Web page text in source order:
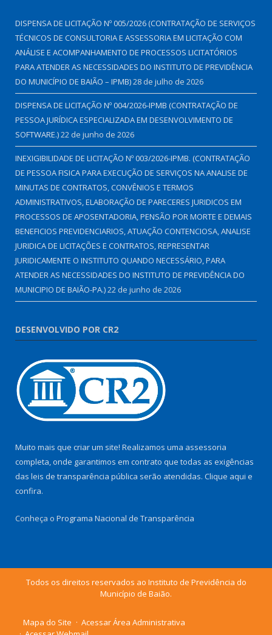
DISPENSA DE LICITAÇÃO Nº 005/2026 (CONTRATAÇÃO DE SERVIÇOS
TÉCNICOS DE CONSULTORIA E ASSESSORIA EM LICITAÇÃO COM
ANÁLISE E ACOMPANHAMENTO DE PROCESSOS LICITATÓRIOS
PARA ATENDER AS NECESSIDADES DO INSTITUTO DE PREVIDÊNCIA
DO MUNICÍPIO DE BAIÃO – IPMB)28 de julho de 2026
DISPENSA DE LICITAÇÃO Nº 004/2026-IPMB (CONTRATAÇÃO DE
PESSOA JURÍDICA ESPECIALIZADA EM DESENVOLVIMENTO DE
SOFTWARE.)22 de junho de 2026
INEXIGIBILIDADE DE LICITAÇÃO Nº 003/2026-IPMB. (CONTRATAÇÃO
DE PESSOA FISICA PARA EXECUÇÃO DE SERVIÇOS NA ANALISE DE
MINUTAS DE CONTRATOS, CONVÊNIOS E TERMOS
ADMINISTRATIVOS, ELABORAÇÃO DE PARECERES JURIDICOS EM
PROCESSOS DE APOSENTADORIA, PENSÃO POR MORTE E DEMAIS
BENEFICIOS PREVIDENCIARIOS, ATUAÇÃO CONTENCIOSA, ANALISE
JURIDICA DE LICITAÇÕES E CONTRATOS, REPRESENTAR
JURIDICAMENTE O INSTITUTO QUANDO NECESSÁRIO, PARA
ATENDER AS NECESSIDADES DO INSTITUTO DE PREVIDÊNCIA DO
MUNICIPIO DE BAIÃO-PA.)22 de junho de 2026
DESENVOLVIDO POR CR2
Muito mais que criar um site! Realizamos uma assessoria
completa, onde garantimos em contrato que todas as exigências
das leis de transparência pública serão atendidas. Clique aqui e
confira.
Conheça o Programa Nacional de Transparência
Todos os direitos reservados ao Instituto de Previdência do
Município de Baião.
Mapa do Site
Acessar Área Administrativa